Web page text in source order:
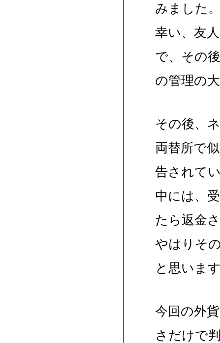
みました
幸い、友
で、その
の管理の
その後、
両替所で
告されて
中には、
たら返金
やはりそ
と思いま
今回の外
さだけで